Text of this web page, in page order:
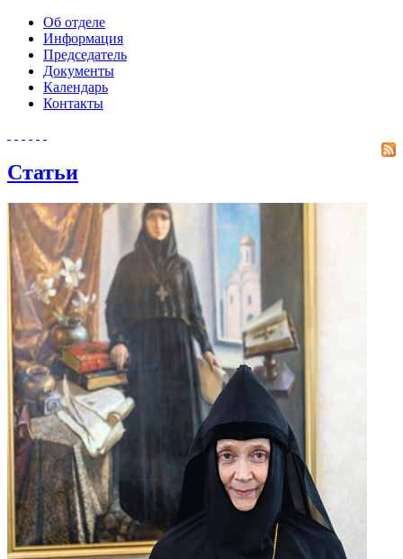
Об отделе
Информация
Председатель
Документы
Календарь
Контакты
Статьи